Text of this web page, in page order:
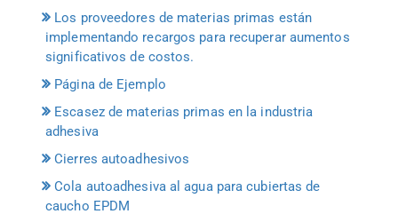
Los proveedores de materias primas están
implementando recargos para recuperar aumentos
significativos de costos.
Página de Ejemplo
Escasez de materias primas en la industria
adhesiva
Cierres autoadhesivos
Cola autoadhesiva al agua para cubiertas de
caucho EPDM